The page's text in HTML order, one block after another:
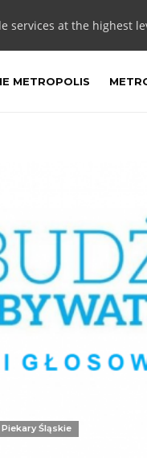
services at the highest
METROPOLIS
Piekary Śląskie